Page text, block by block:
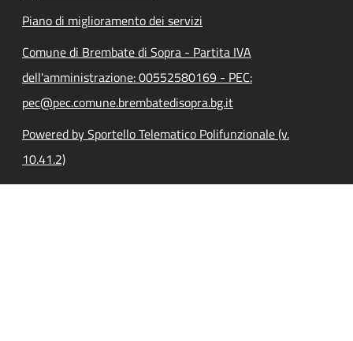
Piano di miglioramento dei servizi
Comune di Brembate di Sopra - Partita IVA
dell'amministrazione: 00552580169 - PEC:
pec@pec.comune.brembatedisopra.bg.it
Powered by Sportello Telematico Polifunzionale (v.
10.41.2)